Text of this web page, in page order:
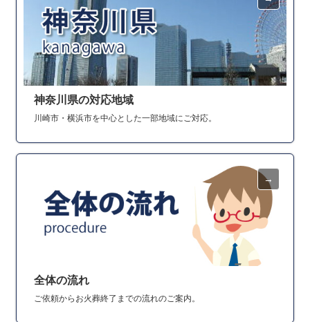
神奈川県の対応地域
川崎市・横浜市を中心とした一部地域にご対応。
全体の流れ
ご依頼からお火葬終了までの流れのご案内。